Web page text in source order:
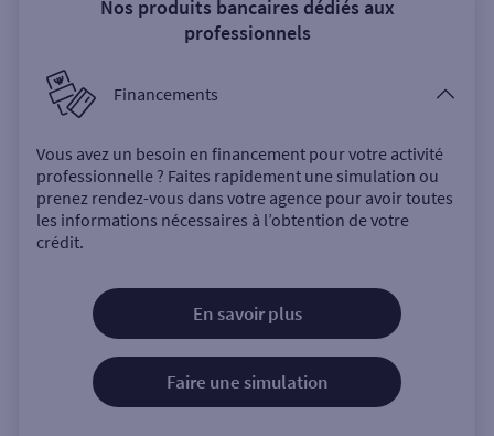
Nos produits bancaires dédiés aux
professionnels
Financements
Vous avez un besoin en financement pour votre activité
professionnelle ? Faites rapidement une simulation ou
prenez rendez-vous dans votre agence pour avoir toutes
les informations nécessaires à l’obtention de votre
crédit.
En savoir plus
Faire une simulation